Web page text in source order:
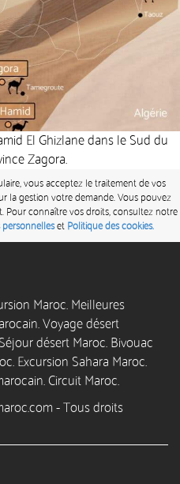
El Ghizlane dans le Sud du
Zagora.
vous acceptez le traitement de vos
la gestion votre demande. Vous pouvez
Pour connaître vos droits, consultez notre
et Politique des cookies.
Maroc. Meilleures
Voyage désert
désert Maroc. Bivouac
Excursion Sahara Maroc.
Circuit Maroc.
- Tous droits